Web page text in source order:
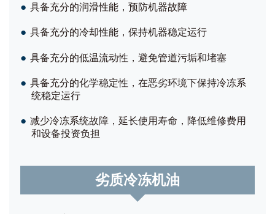
● 具备充分的润滑性能，预防机器故障
● 具备充分的冷却性能，保持机器稳定运行
● 具备充分的低温流动性，避免管道污垢和堵塞
● 具备充分的化学稳定性，在恶劣环境下保持冷冻系
统稳定运行
● 减少冷冻系统故障，延长使用寿命，降低维修费用
和设备投资负担
劣质冷冻机油